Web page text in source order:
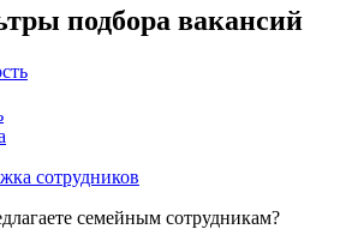
подбора вакансий
сотрудников
семейным сотрудникам?